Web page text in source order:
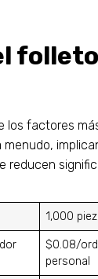
los factores
reducen
1,000
$0.08/
personal